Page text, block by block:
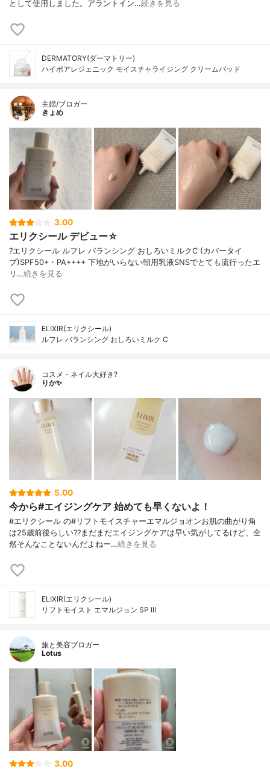
として使用しました。アラントイン…続きを見る
DERMATORY(ダーマトリー)
ハイポアレジェニック モイスチャライジング クリームパッド
主婦/ブロガー
きょめ
3.00
エリクシール デビュー☆
?エリクシール ルフレ バランシング おしろいミルクC (カバータイ
プ)SPF50+・PA++++ 下地がいらない朝用乳液SNSでとても流行ったエ
リ…続きを見る
ELIXIR(エリクシール)
ルフレ バランシング おしろいミルク C
コスメ・ネイル大好き?
りか✨
5.00
今から#エイジングケア 始めても早くないよ！
#エリクシール の#リフトモイスチャーエマルジョオンお肌の曲がり角
は25歳前後らしい??まだまだエイジングケアは早い気がしてるけど、全
然そんなことないんだよねー…続きを見る
ELIXIR(エリクシール)
リフトモイスト エマルジョン SP III
旅と美容ブロガー
Lotus
3.00